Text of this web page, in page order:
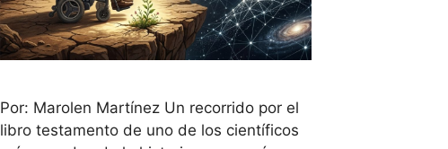
Por: Marolen Martínez Un recorrido por el
libro testamento de uno de los científicos